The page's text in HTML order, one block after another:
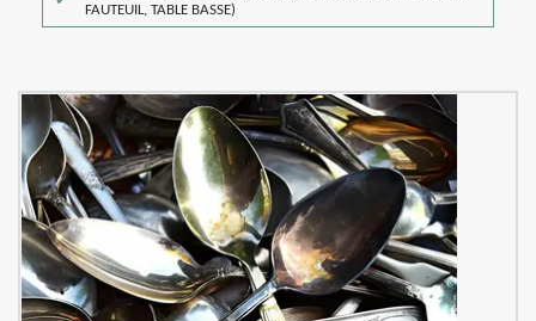
FAUTEUIL, TABLE BASSE)